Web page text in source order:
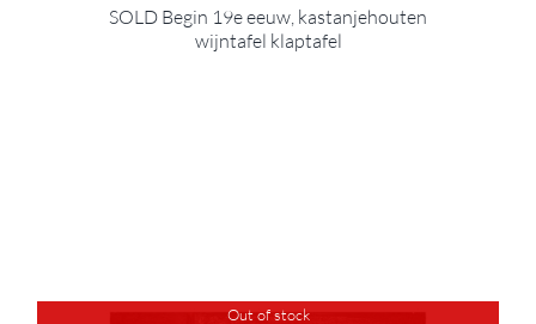
SOLD Begin 19e eeuw, kastanjehouten
wijntafel klaptafel
Out of stock